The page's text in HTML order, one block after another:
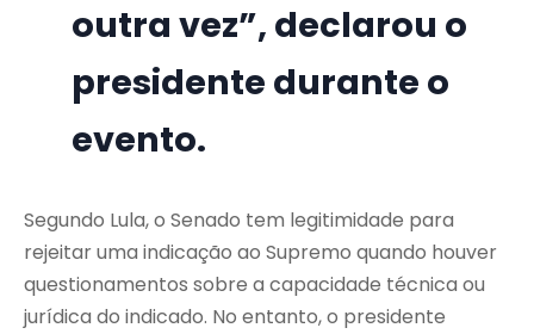
outra vez”, declarou o
presidente durante o
evento.
Segundo Lula, o Senado tem legitimidade para
rejeitar uma indicação ao Supremo quando houver
questionamentos sobre a capacidade técnica ou
jurídica do indicado. No entanto, o presidente